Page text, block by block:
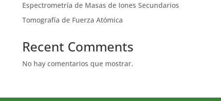
Espectrometría de Masas de Iones Secundarios
Tomografía de Fuerza Atómica
Recent Comments
No hay comentarios que mostrar.